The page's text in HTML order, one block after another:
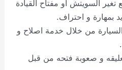
السويتش أو مفتاح القيادة
بمهارة و احتراف.
من خلال خدمة اصلاح و
و صعوبة فتحه من قبل